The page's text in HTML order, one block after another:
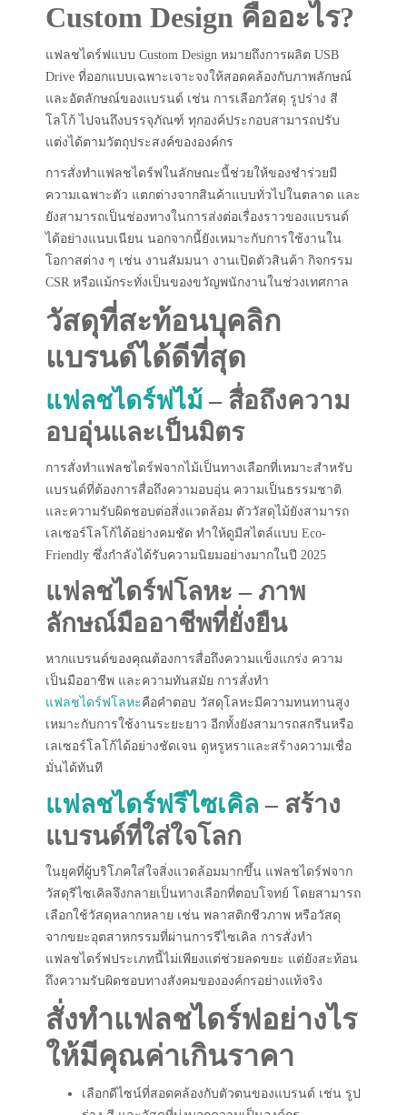
Custom Design คืออะไร?
แฟลชไดร์ฟแบบ Custom Design หมายถึงการผลิต USB
Drive ที่ออกแบบเฉพาะเจาะจงให้สอดคล้องกับภาพลักษณ์
และอัตลักษณ์ของแบรนด์ เช่น การเลือกวัสดุ รูปร่าง สี
โลโก้ ไปจนถึงบรรจุภัณฑ์ ทุกองค์ประกอบสามารถปรับ
แต่งได้ตามวัตถุประสงค์ขององค์กร
การสั่งทำแฟลชไดร์ฟในลักษณะนี้ช่วยให้ของชำร่วยมี
ความเฉพาะตัว แตกต่างจากสินค้าแบบทั่วไปในตลาด และ
ยังสามารถเป็นช่องทางในการส่งต่อเรื่องราวของแบรนด์
ได้อย่างแนบเนียน นอกจากนี้ยังเหมาะกับการใช้งานใน
โอกาสต่าง ๆ เช่น งานสัมมนา งานเปิดตัวสินค้า กิจกรรม
CSR หรือแม้กระทั่งเป็นของขวัญพนักงานในช่วงเทศกาล
วัสดุที่สะท้อนบุคลิก
แบรนด์ได้ดีที่สุด
แฟลชไดร์ฟไม้ – สื่อถึงความ
อบอุ่นและเป็นมิตร
การสั่งทำแฟลชไดร์ฟจากไม้เป็นทางเลือกที่เหมาะสำหรับ
แบรนด์ที่ต้องการสื่อถึงความอบอุ่น ความเป็นธรรมชาติ
และความรับผิดชอบต่อสิ่งแวดล้อม ตัววัสดุไม้ยังสามารถ
เลเซอร์โลโก้ได้อย่างคมชัด ทำให้ดูมีสไตล์แบบ Eco-
Friendly ซึ่งกำลังได้รับความนิยมอย่างมากในปี 2025
แฟลชไดร์ฟโลหะ – ภาพ
ลักษณ์มืออาชีพที่ยั่งยืน
หากแบรนด์ของคุณต้องการสื่อถึงความแข็งแกร่ง ความ
เป็นมืออาชีพ และความทันสมัย การสั่งทำ
แฟลชไดร์ฟโลหะคือคำตอบ วัสดุโลหะมีความทนทานสูง
เหมาะกับการใช้งานระยะยาว อีกทั้งยังสามารถสกรีนหรือ
เลเซอร์โลโก้ได้อย่างชัดเจน ดูหรูหราและสร้างความเชื่อ
มั่นได้ทันที
แฟลชไดร์ฟรีไซเคิล – สร้าง
แบรนด์ที่ใส่ใจโลก
ในยุคที่ผู้บริโภคใส่ใจสิ่งแวดล้อมมากขึ้น แฟลชไดร์ฟจาก
วัสดุรีไซเคิลจึงกลายเป็นทางเลือกที่ตอบโจทย์ โดยสามารถ
เลือกใช้วัสดุหลากหลาย เช่น พลาสติกชีวภาพ หรือวัสดุ
จากขยะอุตสาหกรรมที่ผ่านการรีไซเคิล การสั่งทำ
แฟลชไดร์ฟประเภทนี้ไม่เพียงแต่ช่วยลดขยะ แต่ยังสะท้อน
ถึงความรับผิดชอบทางสังคมขององค์กรอย่างแท้จริง
สั่งทำแฟลชไดร์ฟอย่างไร
ให้มีคุณค่าเกินราคา
เลือกดีไซน์ที่สอดคล้องกับตัวตนของแบรนด์ เช่น รูป